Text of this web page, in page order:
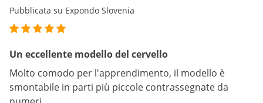
Pubblicata su Expondo Slovenia
Un eccellente modello del cervello
Molto comodo per l'apprendimento, il modello è
smontabile in parti più piccole contrassegnate da